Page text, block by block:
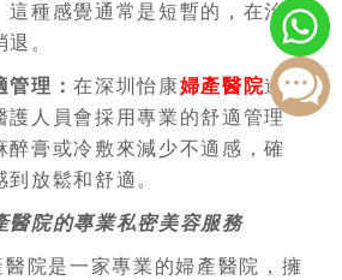
這種感覺通常是短暫的，在治
。
管理 ：在深圳怡康婦產醫院進
護人員會採用專業的舒適管理
醉膏或冷敷來減少不適感，確
放鬆和舒適。
醫院的專業私密美容服務
院是一家專業的婦產醫院，擁